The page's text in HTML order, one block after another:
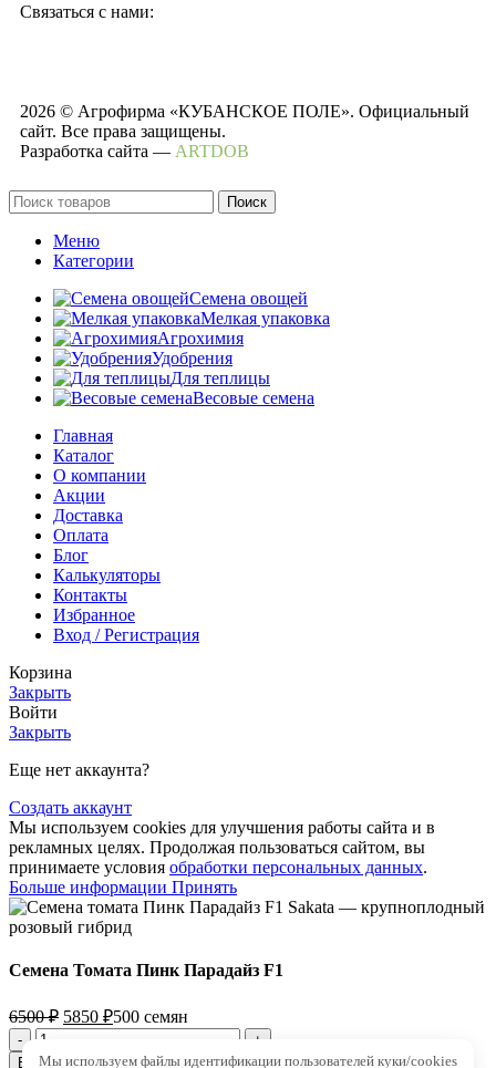
Связаться с нами:
2026 © Агрофирма «КУБАНСКОЕ ПОЛЕ». Официальный
сайт. Все права защищены.
Разработка сайта — ARTDOB
Поиск
Меню
Категории
Семена овощей
Мелкая упаковка
Агрохимия
Удобрения
Для теплицы
Весовые семена
Главная
Каталог
О компании
Акции
Доставка
Оплата
Блог
Калькуляторы
Контакты
Избранное
Вход / Регистрация
Корзина
Закрыть
Войти
Закрыть
Еще нет аккаунта?
Создать аккаунт
Мы используем cookies для улучшения работы сайта и в
рекламных целях. Продолжая пользоваться сайтом, вы
принимаете условия обработки персональных данных.
Больше информации Принять
Семена Томата Пинк Парадайз F1
6500₽ 5850 ₽500 семян
В корзину Купить в 1 клик
Мы используем файлы идентификации пользователей куки/cookies